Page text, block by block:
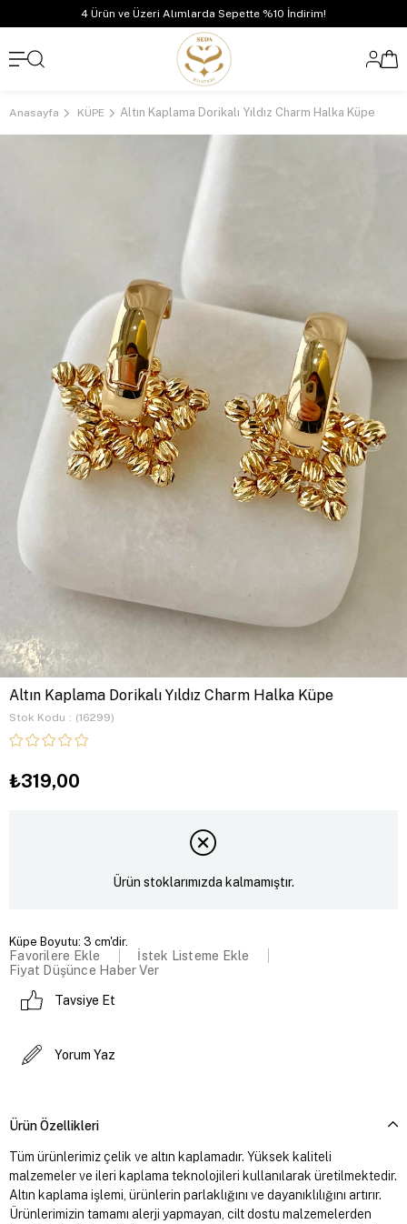
4 Ürün ve Üzeri Alımlarda Sepette %10 İndirim!
Anasayfa KÜPE Altın Kaplama Dorikalı Yıldız Charm Halka Küpe
Altın Kaplama Dorikalı Yıldız Charm Halka Küpe
Stok Kodu (16299)
₺319,00
Ürün stoklarımızda kalmamıştır.
Küpe Boyutu: 3 cm'dir.
Favorilere Ekle
İstek Listeme Ekle
Fiyat Düşünce Haber Ver
Tavsiye Et
Yorum Yaz
Ürün Özellikleri
Tüm ürünlerimiz çelik ve altın kaplamadır. Yüksek kaliteli
malzemeler ve ileri kaplama teknolojileri kullanılarak üretilmektedir.
Altın kaplama işlemi, ürünlerin parlaklığını ve dayanıklılığını artırır.
Ürünlerimizin tamamı alerji yapmayan, cilt dostu malzemelerden